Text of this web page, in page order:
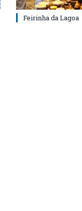
Feirinha da Lagoa